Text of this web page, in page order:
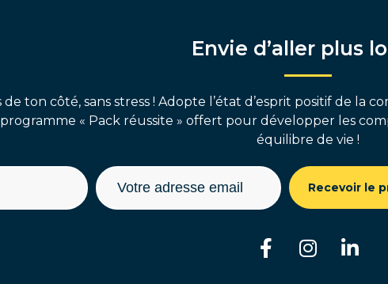
Envie d’aller plus
ton côté, sans stress ! Adopte l’état d’esprit positif de la
« Pack réussite » offert pour développer les
équilibre de vie !
Recevoir le